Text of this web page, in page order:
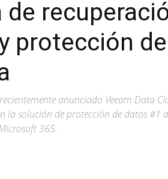
de
protección
anunciado Veeam Data
la solución de protección de datos #1
365.